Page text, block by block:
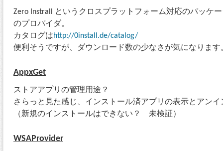
Zero Instrall というクロスプラットフォーム対応のパッケ
のプロパイダ。
カタログはhttp://0install.de/catalog/
便利そうですが、ダウンロード数の少なさが気になります
AppxGet
ストアアプリの管理用途？
さらっと見た感じ、インストール済アプリの表示とアン
（新規のインストールはできない？ 未検証）
WSAProvider